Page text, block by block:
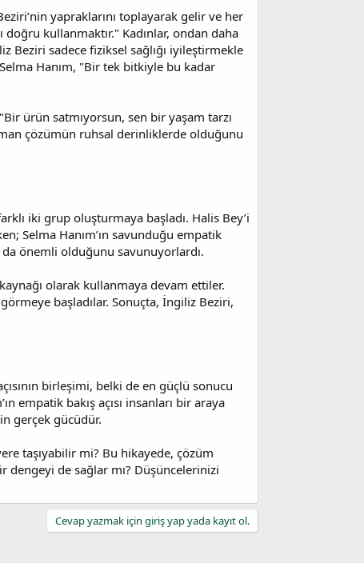
yapraklarını toplayarak gelir ve her
kullanmaktır." Kadınlar, ondan daha
Beziri sadece fiziksel sağlığı iyileştirmekle
Hanım, "Bir tek bitkiyle bu kadar
ürün satmıyorsun, sen bir yaşam tarzı
çözümün ruhsal derinliklerde olduğunu
iki grup oluşturmaya başladı. Halis Bey’i
Selma Hanım’ın savunduğu empatik
önemli olduğunu savunuyorlardı.
olarak kullanmaya devam ettiler.
başladılar. Sonuçta, İngiliz Beziri,
birleşimi, belki de en güçlü sonucu
empatik bakış açısı insanları bir araya
gerçek gücüdür.
taşıyabilir mi? Bu hikayede, çözüm
dengeyi de sağlar mı? Düşüncelerinizi
Cevap yazmak için giriş yap yada kayıt ol.